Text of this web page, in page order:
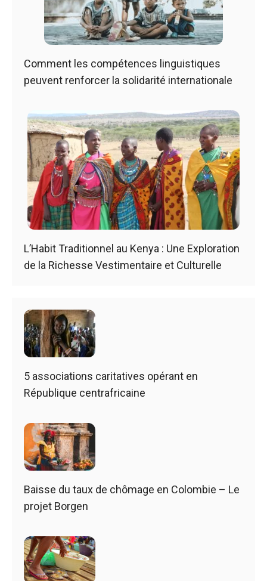
Comment les compétences linguistiques
peuvent renforcer la solidarité internationale
L’Habit Traditionnel au Kenya : Une Exploration
de la Richesse Vestimentaire et Culturelle
5 associations caritatives opérant en
République centrafricaine
Baisse du taux de chômage en Colombie – Le
projet Borgen